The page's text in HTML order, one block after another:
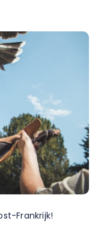
Frankrijk!